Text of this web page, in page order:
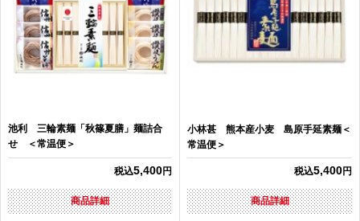
池利 三輪素麺「秋篠夏膳」麺詰合
せ ＜常温便＞
税込5,400円
商品詳細
小林甚 熊本産小麦 島原手延素麺＜
常温便＞
税込5,400円
商品詳細